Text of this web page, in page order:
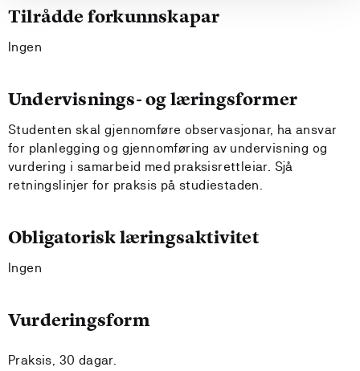
Tilrådde forkunnskapar
Ingen
Undervisnings- og læringsformer
Studenten skal gjennomføre observasjonar, ha ansvar
for planlegging og gjennomføring av undervisning og
vurdering i samarbeid med praksisrettleiar. Sjå
retningslinjer for praksis på studiestaden.
Obligatorisk læringsaktivitet
Ingen
Vurderingsform
Praksis, 30 dagar.